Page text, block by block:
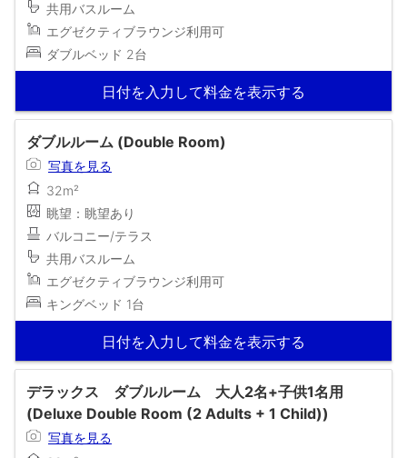
共用バスルーム
エグゼクティブラウンジ利用可
ダブルベッド 2台
日付を入力して料金を表示する
ダブルルーム (Double Room)
写真を見る
32m²
眺望：眺望あり
バルコニー/テラス
共用バスルーム
エグゼクティブラウンジ利用可
キングベッド 1台
日付を入力して料金を表示する
デラックス ダブルルーム 大人2名+子供1名用
(Deluxe Double Room (2 Adults + 1 Child))
写真を見る